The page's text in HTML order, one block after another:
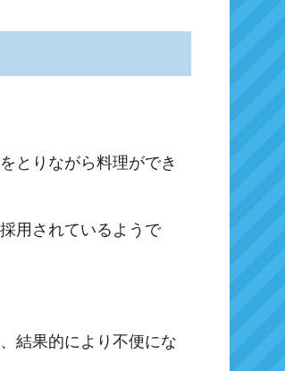
とりながら料理ができ
用されているようで
結果的により不便にな